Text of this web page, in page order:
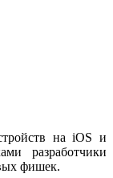
наiOS и
разработчики
фишек.